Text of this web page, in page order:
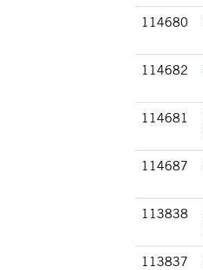
114680
114682
114681
114687
113838
113837